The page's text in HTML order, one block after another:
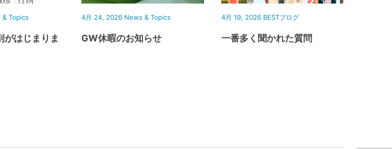
& Topics
がはじまりま
4月 24, 2026 News & Topics
GW休暇のお知らせ
4月 19, 2026 BESTブログ
一番多く聞かれた質問